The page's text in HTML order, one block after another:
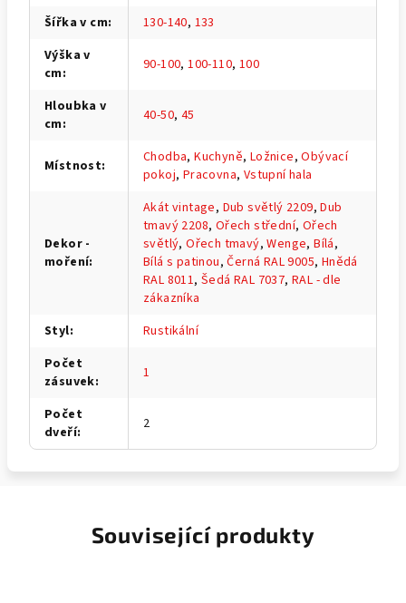
Šířka v cm: 130-140, 133
Výška v
cm: 90-100,100-110, 100
Hloubka v
cm: 40-50, 45
Místnost: Chodba,Kuchyně, Ložnice,Obývací
pokoj, Pracovna, Vstupní hala
Dekor -
moření:
Akát vintage, Dub světlý 2209,Dub
tmavý 2208, Ořech střední, Ořech
světlý,Ořech tmavý,Wenge,Bílá,
Bílá s patinou,Černá RAL 9005, Hnědá
RAL 8011,Šedá RAL 7037,RAL - dle
zákazníka
Styl:
Rustikální
Počet
zásuvek: 1
Počet
dveří: 2
Související produkty